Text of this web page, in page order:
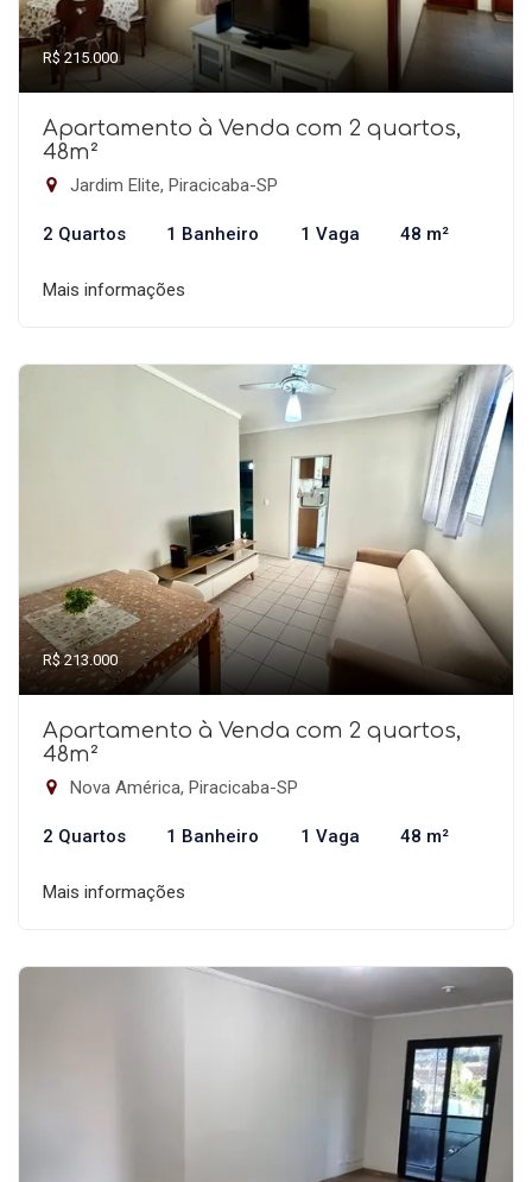
R$ 215.000
Apartamento à Venda com 2 quartos,
48m²
Jardim Elite, Piracicaba-SP
2 Quartos 1 Banheiro 1 Vaga 48 m²
Mais informações
R$ 213.000
Apartamento à Venda com 2 quartos,
48m²
Nova América, Piracicaba-SP
2 Quartos 1 Banheiro 1 Vaga 48 m²
Mais informações